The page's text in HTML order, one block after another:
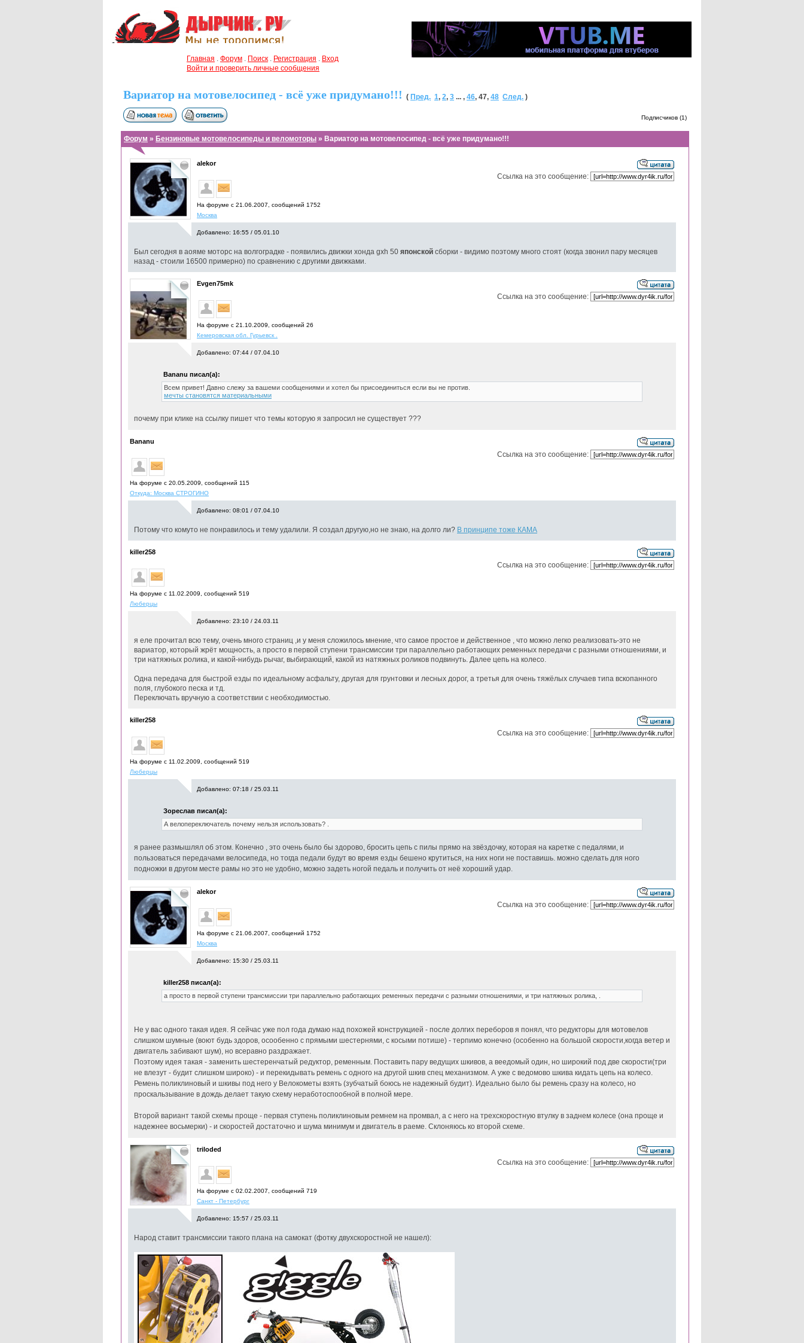
Главная . Форум . Поиск . Регистрация . Вход
Войти и проверить личные сообщения
Вариатор на мотовелосипед - всё уже придумано!!! ( Пред. 1, 2, 3 ... , 46, 47, 48 След. )
Подписчиков (1)
Форум » Бензиновые мотовелосипеды и веломоторы » Вариатор на мотовелосипед - всё уже придумано!!!
alekor
На форуме с 21.06.2007, cообщений 1752
Москва
Ссылка на это сообщение:
Добавлено: 16:55 / 05.01.10
Был сегодня в аояме моторс на волгоградке - появились движки хонда gxh 50 японской сборки - видимо поэтому много стоят (когда звонил пару месяцев
назад - стоили 16500 примерно) по сравнению с другими движками.
Evgen75mk
На форуме с 21.10.2009, cообщений 26
Кемеровская обл. Гурьевск .
Ссылка на это сообщение:
Добавлено: 07:44 / 07.04.10
Bananu писал(а):
Всем привет! Давно слежу за вашеми сообщениями и хотел бы присоединиться если вы не против.
мечты становятся материальными
почему при клике на ссылку пишет что темы которую я запросил не существует ???
Bananu
На форуме с 20.05.2009, cообщений 115
Откуда: Москва СТРОГИНО
Ссылка на это сообщение:
Добавлено: 08:01 / 07.04.10
Потому что комуто не понравилось и тему удалили. Я создал другую,но не знаю, на долго ли? В принципе тоже КАМА
killer258
На форуме с 11.02.2009, cообщений 519
Люберцы
Ссылка на это сообщение:
Добавлено: 23:10 / 24.03.11
я еле прочитал всю тему, очень много страниц ,и у меня сложилось мнение, что самое простое и действенное , что можно легко реализовать-это не
вариатор, который жрёт мощность, а просто в первой ступени трансмиссии три параллельно работающих ременных передачи с разными отношениями, и
три натяжных ролика, и какой-нибудь рычаг, выбирающий, какой из натяжных роликов подвинуть. Далее цепь на колесо.
Одна передача для быстрой езды по идеальному асфальту, другая для грунтовки и лесных дорог, а третья для очень тяжёлых случаев типа вскопанного
поля, глубокого песка и тд.
Переключать вручную а соответствии с необходимостью.
killer258
На форуме с 11.02.2009, cообщений 519
Люберцы
Ссылка на это сообщение:
Добавлено: 07:18 / 25.03.11
Зореслав писал(а):
А велопереключатель почему нельзя использовать? .
я ранее размышлял об этом. Конечно , это очень было бы здорово, бросить цепь с пилы прямо на звёздочку, которая на каретке с педалями, и
пользоваться передачами велосипеда, но тогда педали будут во время езды бешено крутиться, на них ноги не поставишь. можно сделать для ного
подножки в другом месте рамы но это не удобно, можно задеть ногой педаль и получить от неё хороший удар.
alekor
На форуме с 21.06.2007, cообщений 1752
Москва
Ссылка на это сообщение:
Добавлено: 15:30 / 25.03.11
killer258 писал(а):
а просто в первой ступени трансмиссии три параллельно работающих ременных передачи с разными отношениями, и три натяжных ролика, .
Не у вас одного такая идея. Я сейчас уже пол года думаю над похожей конструкцией - после долгих переборов я понял, что редукторы для мотовелов
слишком шумные (воют будь здоров, осообенно с прямыми шестернями, с косыми потише) - терпимо конечно (особенно на большой скорости,когда ветер и
двигатель забивают шум), но всеравно раздражает.
Поэтому идея такая - заменить шестеренчатый редуктор, ременным. Поставить пару ведущих шкивов, а веедомый один, но широкий под две скорости(три
не влезут - будит слишком широко) - и перекидывать ремень с одного на другой шкив спец механизмом. А уже с ведомово шкива кидать цепь на колесо.
Ремень поликлиновый и шкивы под него у Велокометы взять (зубчатый боюсь не надежный будит). Идеально было бы ремень сразу на колесо, но
проскальзывание в дождь делает такую схему неработоспообной в полной мере.
Второй вариант такой схемы проще - первая ступень поликлиновым ремнем на промвал, а с него на трехскоростную втулку в заднем колесе (она проще и
надежнее восьмерки) - и скоростей достаточно и шума минимум и двигатель в раеме. Склоняюсь ко второй схеме.
triloded
На форуме с 02.02.2007, cообщений 719
Санкт - Петербург
Ссылка на это сообщение:
Добавлено: 15:57 / 25.03.11
Народ ставит трансмиссии такого плана на самокат (фотку двухскоростной не нашел):